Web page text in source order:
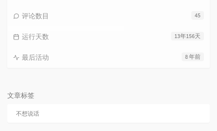
45
评论数目
13年156天
运行天数
8 年前
最后活动
文章标签
不想说话